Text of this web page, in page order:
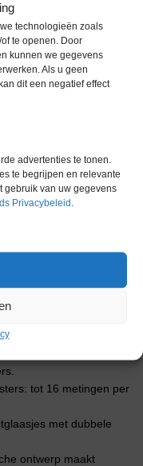
technologieën zoals
te openen. Door
kunnen we gegevens
Als u geen
dit een negatief effect
advertenties te tonen.
te begrijpen en relevante
gebruik van uw gegevens
Privacybeleid .
van monsters
met een padlengte van
RNA-concentratie en -
spectrale analyse van
software-apps (bijv.
tot 16 metingen per
met dubbele
ontwerp maakt